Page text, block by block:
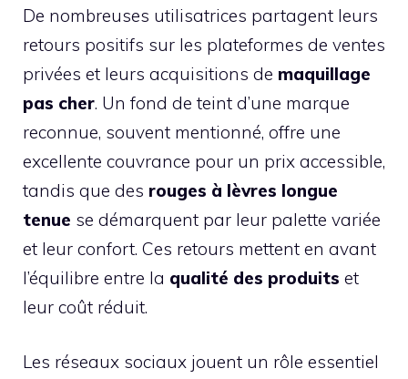
De nombreuses utilisatrices partagent leurs
retours positifs sur les plateformes de ventes
privées et leurs acquisitions de maquillage
pas cher. Un fond de teint d’une marque
reconnue, souvent mentionné, offre une
excellente couvrance pour un prix accessible,
tandis que des rouges à lèvres longue
tenue se démarquent par leur palette variée
et leur confort. Ces retours mettent en avant
l’équilibre entre la qualité des produits et
leur coût réduit.
Les réseaux sociaux jouent un rôle essentiel